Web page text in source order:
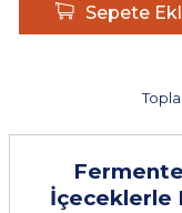
Sepete
Fermente
İçeceklerle